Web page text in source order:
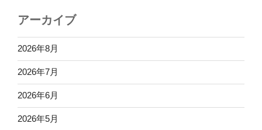
アーカイブ
2026年8月
2026年7月
2026年6月
2026年5月